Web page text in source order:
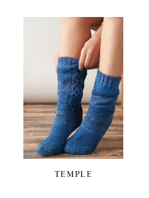
TEMPLE